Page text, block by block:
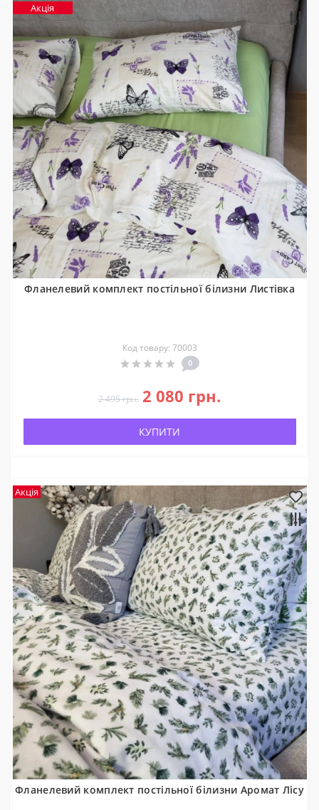
Акція
Фланелевий комплект постільної білизни Листівка
Код товару: 70003
0
2 495 грн. 2 080 грн.
КУПИТИ
Акція
Фланелевий комплект постільної білизни Аромат Лісу